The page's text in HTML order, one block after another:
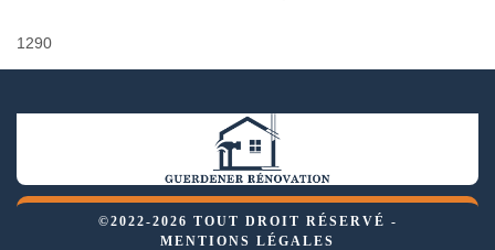
1290
©2022-2026 TOUT DROIT RÉSERVÉ -
MENTIONS LÉGALES